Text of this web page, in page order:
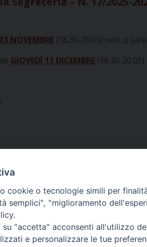
NOVEMBRE (18.30-20.05) non ci
GIOVEDÍ 11 DICEMBRE (18.30-20.05)
cookie o tecnologie simili per
semplici", "miglioramento
su "accetta" acconsenti all'utilizzo
e personalizzare le tue